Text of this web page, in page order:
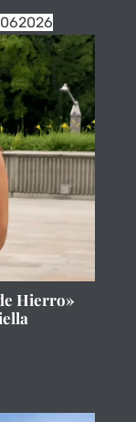
062026
Hierro»